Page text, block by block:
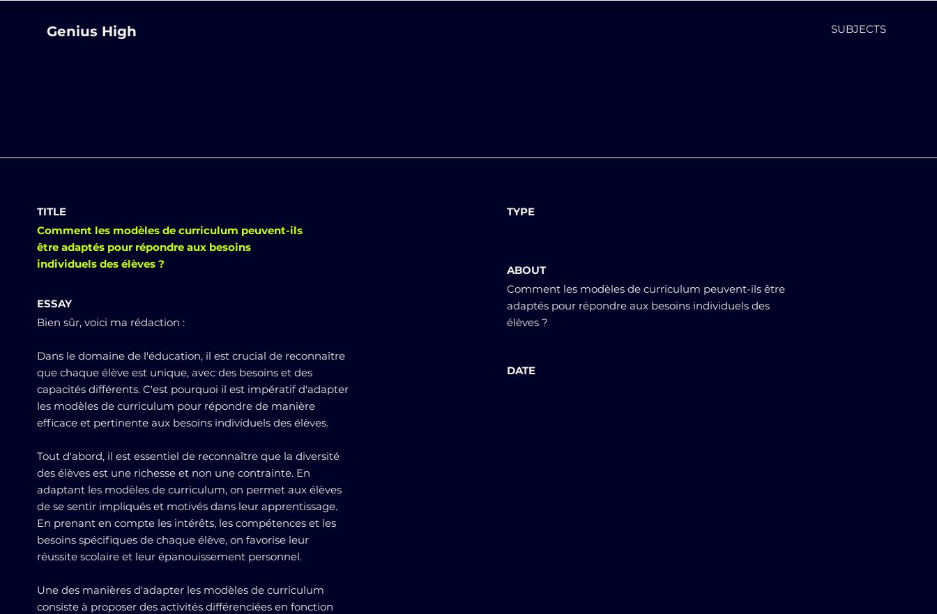
Genius High SUBJECTS
TITLE
Comment les modèles de curriculum peuvent-ils
être adaptés pour répondre aux besoins
individuels des élèves ?
ESSAY
Bien sûr, voici ma rédaction :
Dans le domaine de l'éducation, il est crucial de reconnaître
que chaque élève est unique, avec des besoins et des
capacités différents. C'est pourquoi il est impératif d'adapter
les modèles de curriculum pour répondre de manière
efficace et pertinente aux besoins individuels des élèves.
Tout d'abord, il est essentiel de reconnaître que la diversité
des élèves est une richesse et non une contrainte. En
adaptant les modèles de curriculum, on permet aux élèves
de se sentir impliqués et motivés dans leur apprentissage.
En prenant en compte les intérêts, les compétences et les
besoins spécifiques de chaque élève, on favorise leur
réussite scolaire et leur épanouissement personnel.
Une des manières d'adapter les modèles de curriculum
consiste à proposer des activités différenciées en fonction
TYPE
ABOUT
Comment les modèles de curriculum peuvent-ils être
adaptés pour répondre aux besoins individuels des
élèves ?
DATE